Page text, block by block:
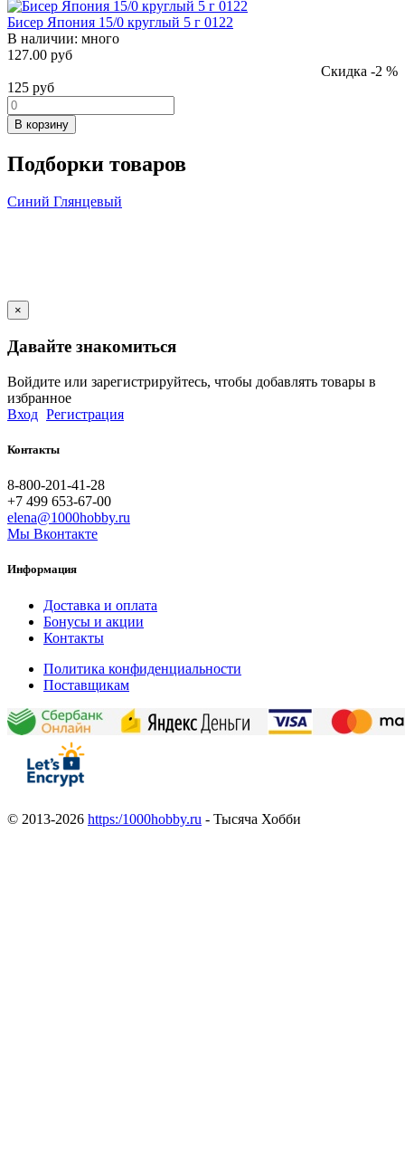
Бисер Япония 15/0 круглый 5 г 0122
В наличии: много
127.00 руб
Скидка -2 %
125 руб
В корзину
Подборки товаров
Синий Глянцевый
×
Давайте знакомиться
Войдите или зарегистрируйтесь, чтобы добавлять товары в
избранное
Вход Регистрация
Контакты
8-800-201-41-28
+7 499 653-67-00
elena@1000hobby.ru
Мы Вконтакте
Информация
Доставка и оплата
Бонусы и акции
Контакты
Политика конфиденциальности
Поставщикам
© 2013-2026 https:/1000hobby.ru - Тысяча Хобби